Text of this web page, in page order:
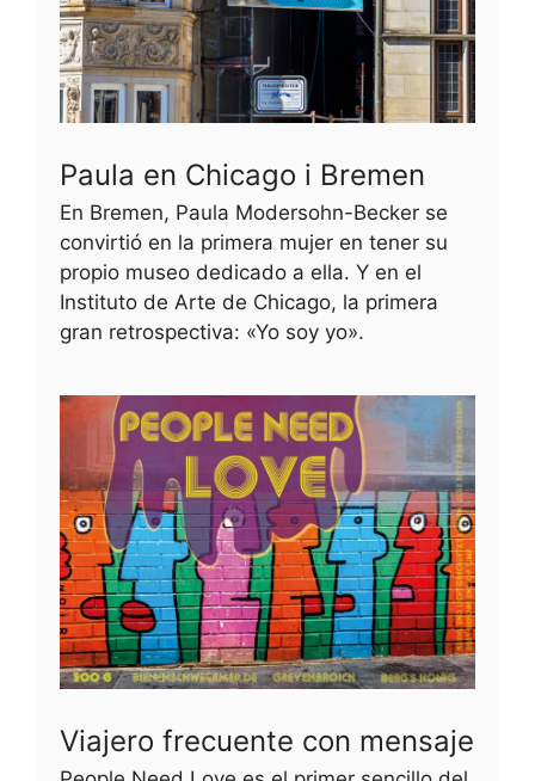
Paula en Chicago i Bremen
En Bremen, Paula Modersohn-Becker se
convirtió en la primera mujer en tener su
propio museo dedicado a ella. Y en el
Instituto de Arte de Chicago, la primera
gran retrospectiva: «Yo soy yo».
Viajero frecuente con mensaje